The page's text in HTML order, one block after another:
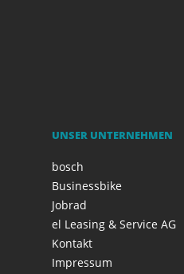
UNSER UNTERNEHMEN
bosch
Businessbike
Jobrad
el Leasing & Service AG
Kontakt
Impressum